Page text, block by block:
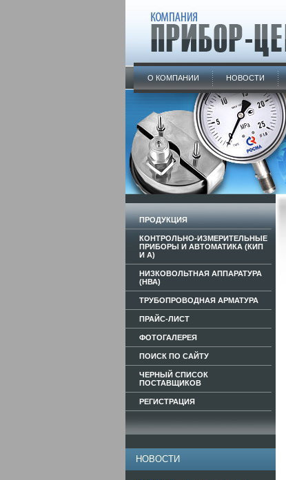
О КОМПАНИИ НОВОСТИ
ПРОДУКЦИЯ
КОНТРОЛЬНО-ИЗМЕРИТЕЛЬНЫЕ
ПРИБОРЫ И АВТОМАТИКА (КИП
И А)
НИЗКОВОЛЬТНАЯ АППАРАТУРА
(НВА)
ТРУБОПРОВОДНАЯ АРМАТУРА
ПРАЙС-ЛИСТ
ФОТОГАЛЕРЕЯ
ПОИСК ПО САЙТУ
ЧЕРНЫЙ СПИСОК
ПОСТАВЩИКОВ
РЕГИСТРАЦИЯ
НОВОСТИ